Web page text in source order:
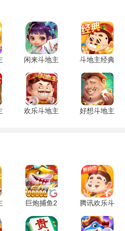
可以根据自己的喜好进行选择，
轻松娱乐的模式，满足不同玩家
流畅，为玩家提供了舒适的游戏
本身，享受每一局的乐趣。
玩家可以与好友组队竞技，分
社交属性。
，以便更好地应对对手。
闲来斗地主
201.10.1
安卓版
斗地主经典
版 6.7 安卓
版
欢乐斗地主
好想斗地主
巨炮捕鱼2
限量版
5.5.2.0 安
腾讯欢乐斗
地主2025
年新版